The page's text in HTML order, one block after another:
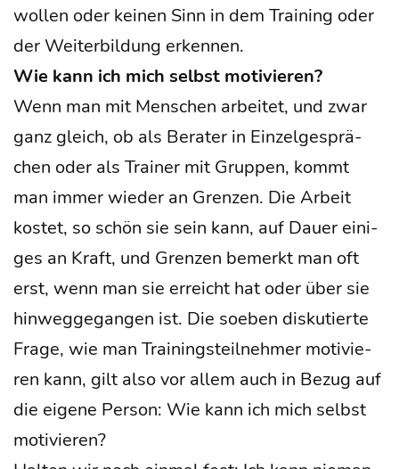
wol­len oder kei­nen Sinn in dem Trai­ning oder
der Wei­ter­bil­dung erken­nen.
Wie kann ich mich selbst motivieren?
Wenn man mit Men­schen arbei­tet, und zwar
ganz gleich, ob als Bera­ter in Ein­zel­ge­sprä­
chen oder als Trai­ner mit Grup­pen, kommt
man immer wie­der an Gren­zen. Die Arbeit
kos­tet, so schön sie sein kann, auf Dau­er eini­
ges an Kraft, und Gren­zen bemerkt man oft
erst, wenn man sie erreicht hat oder über sie
hin­weg­ge­gan­gen ist. Die soeben dis­ku­tier­te
Fra­ge, wie man Trai­nings­teil­neh­mer moti­vie­
ren kann, gilt also vor allem auch in Bezug auf
die eige­ne Per­son: Wie kann ich mich selbst
moti­vie­ren?